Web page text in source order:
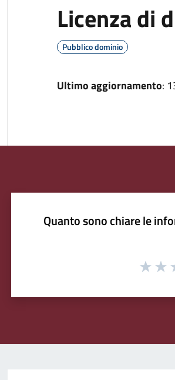
Licenza di
Pubblico dominio
Ultimo aggiornamento:
Quanto sono chiare le